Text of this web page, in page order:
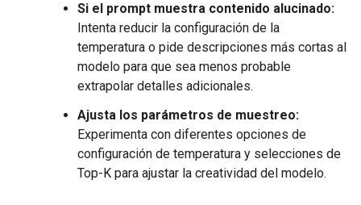
Si el prompt muestra contenido alucinado:
Intenta reducir la configuración de la
temperatura o pide descripciones más cortas al
modelo para que sea menos probable
extrapolar detalles adicionales.
Ajusta los parámetros de muestreo:
Experimenta con diferentes opciones de
configuración de temperatura y selecciones de
Top-K para ajustar la creatividad del modelo.